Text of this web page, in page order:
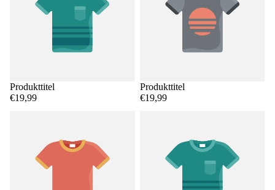
Produkttitel
€19,99
Produkttitel
€19,99